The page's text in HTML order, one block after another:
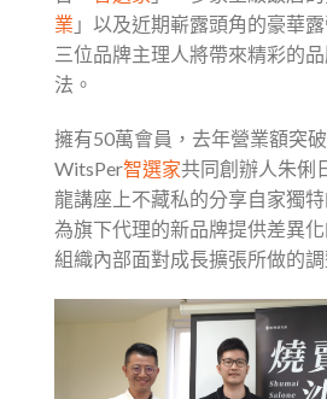
業 」以及近期嶄露頭角的豪華
三位品牌主理人將帶來精彩的
法。
擁有50萬會員，去年營業額突
WitsPer智選家共同創辦人朱俐
龍講座上不藏私的分享自家獨
為旗下代理的新品牌提供差異
組織內部面對成長擴張所做的調